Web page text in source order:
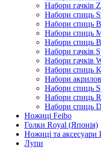
Набори гачків
Набори спиць
Набори спиць
Набори спиць
Набори спиць
Набори гачків
Набори гачків
Набори спиць
Набори
Набори спиць
Набори спиць
Набори спиць
Ножиці Feibo
Голки Royal (Японія)
Ножиці та аксесуари
Лупи